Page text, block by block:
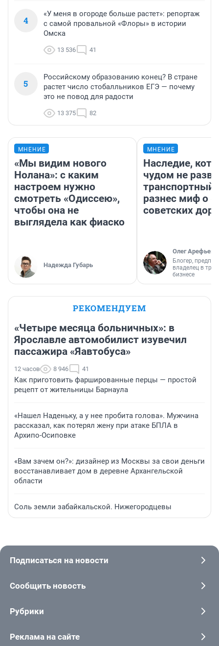
4
«У меня в огороде больше растет»: репортаж
с самой провальной «Флоры» в истории
Омска
13 536 41
5
Российскому образованию конец? В стране
растет число стобалльников ЕГЭ — почему
это не повод для радости
13 375 82
МНЕНИЕ
«Мы видим нового
Нолана»: с каким
настроем нужно
смотреть «Одиссею»,
чтобы она не
выглядела как фиаско
Надежда Губарь
МНЕНИЕ
Наследие,
чудом не
транспортный
разнес миф о
советских
Олег Арефьев
Блогер,
владелец в
бизнесе
РЕКОМЕНДУЕМ
«Четыре месяца больничных»: в
Ярославле автомобилист изувечил
пассажира «Яавтобуса»
12 часов 8 946 41
Как приготовить фаршированные перцы — простой
рецепт от жительницы Барнаула
«Нашел Наденьку, а у нее пробита голова». Мужчина
рассказал, как потерял жену при атаке БПЛА в
Архипо-Осиповке
«Вам зачем он?»: дизайнер из Москвы за свои деньги
восстанавливает дом в деревне Архангельской
области
Соль земли забайкальской. Нижегородцевы
Подписаться на новости
Сообщить новость
Рубрики
Реклама на сайте